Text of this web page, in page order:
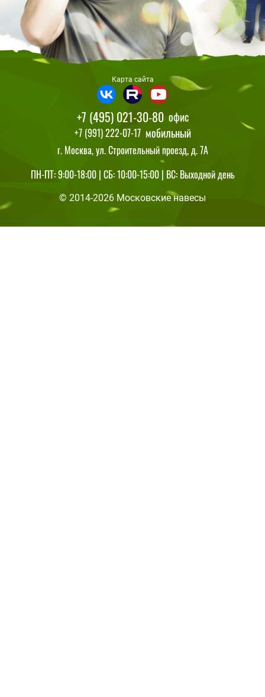
ПН-ПТ: 9:00-18:00 | СБ: 10:00-15:00 | ВС: Выходной день
© 2014-2026 Московские навесы
+7 (495) 021-30-80 офис
+7 (991) 222-07-17 мобильный
г. Москва, ул. Строительный проезд, д. 7А
Карта сайта